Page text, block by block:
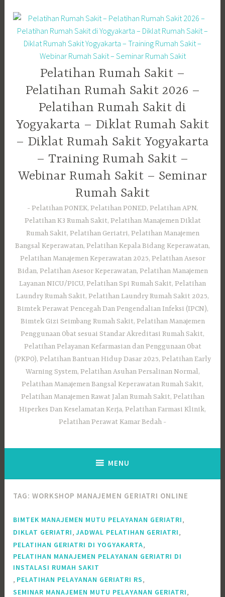
Pelatihan Rumah Sakit –
Pelatihan Rumah Sakit 2026 –
Pelatihan Rumah Sakit di
Yogyakarta – Diklat Rumah Sakit
– Diklat Rumah Sakit Yogyakarta
– Training Rumah Sakit –
Webinar Rumah Sakit – Seminar
Rumah Sakit
Pelatihan PONEK, Pelatihan PONED, Pelatihan APN,
Pelatihan K3 Rumah Sakit, Pelatihan Manajemen Diklat
Rumah Sakit, Pelatihan Geriatri, Pelatihan Manajemen
Bangsal Keperawatan, Pelatihan Kepala Bidang Keperawatan,
Pelatihan Manajemen Keperawatan 2025, Pelatihan Asesor
Bidan, Pelatihan Asesor Keperawatan, Pelatihan Manajemen
Layanan NICU/PICU, Pelatihan Spi Rumah Sakit, Pelatihan
Laundry Rumah Sakit, Pelatihan Laundry Rumah Sakit 2025,
Bimtek Perawat Pencegah Dan Pengendalian Infeksi (IPCN),
Bimtek Gizi Seimbang Rumah Sakit, Pelatihan Manajemen
Penggunaan Obat sesuai Standar Akreditasi Rumah Sakit,
Pelatihan Pelayanan Kefarmasian dan Penggunaan Obat
(PKPO), Pelatihan Bantuan Hidup Dasar 2025, Pelatihan Early
Warning System, Pelatihan Asuhan Persalinan Normal,
Pelatihan Manajemen Bangsal Keperawatan Rumah Sakit,
Pelatihan Manajemen Rawat Jalan Rumah Sakit, Pelatihan
Hiperkes Dan Keselamatan Kerja, Pelatihan Farmasi Klinik,
Pelatihan Perawat Kamar Bedah
MENU
TAG:WORKSHOP MANAJEMEN GERIATRI ONLINE
BIMTEK MANAJEMEN MUTU PELAYANAN GERIATRI
DIKLAT GERIATRI ,JADWAL PELATIHAN GERIATRI
PELATIHAN GERIATRI DI YOGYAKARTA
PELATIHAN MANAJEMEN PELAYANAN GERIATRI DI
INSTALASI RUMAH SAKIT
PELATIHAN PELAYANAN GERIATRI RS
SEMINAR MANAJEMEN MUTU PELAYANAN GERIATRI